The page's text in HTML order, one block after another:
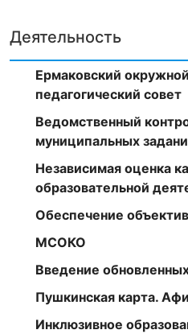
Деятельность
Ермаковский
педагогический совет
Ведомственный
муниципальных
Независимая оценка
образовательной
Обеспечение
МСОКО
Введение
Пушкинская карта.
Инклюзивное